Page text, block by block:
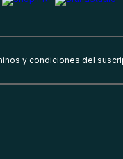
y condiciones del